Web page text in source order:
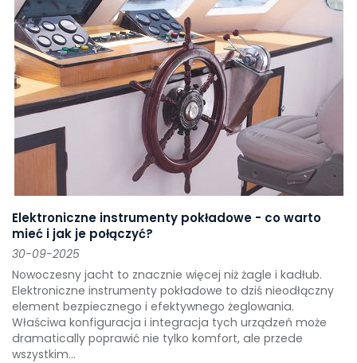
Elektroniczne instrumenty pokładowe - co warto
mieć i jak je połączyć?
30-09-2025
Nowoczesny jacht to znacznie więcej niż żagle i kadłub.
Elektroniczne instrumenty pokładowe to dziś nieodłączny
element bezpiecznego i efektywnego żeglowania.
Właściwa konfiguracja i integracja tych urządzeń może
dramatically poprawić nie tylko komfort, ale przede
wszystkim...